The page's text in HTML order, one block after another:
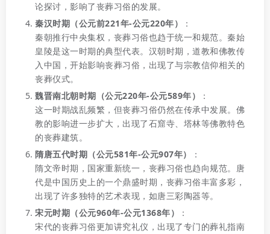
论探讨，影响了丧葬习俗的发展。
秦汉时期（公元前221年-公元220年）
：
秦朝推行中央集权，丧葬习俗也趋于统一和规范。秦始
皇陵是这一时期的典型代表。汉朝时期，道教和佛教传
入中国，开始影响丧葬习俗，出现了与宗教信仰相关的
丧葬仪式。
魏晋南北朝时期（公元220年-公元589年）
：
这一时期战乱频繁，但丧葬习俗仍然在传承中发展。佛
教的影响进一步扩大，出现了石窟寺、塔林等佛教特色
的丧葬建筑。
隋唐五代时期（公元581年-公元907年）
：
隋文帝时期，国家重新统一，丧葬习俗也趋向规范。唐
代是中国历史上的一个鼎盛时期，丧葬习俗丰富多彩，
出现了许多独特的艺术表现，如唐三彩陶器等。
宋元时期（公元960年-公元1368年）
：
宋代的丧葬习俗更加讲究礼仪，出现了专门的葬礼指南